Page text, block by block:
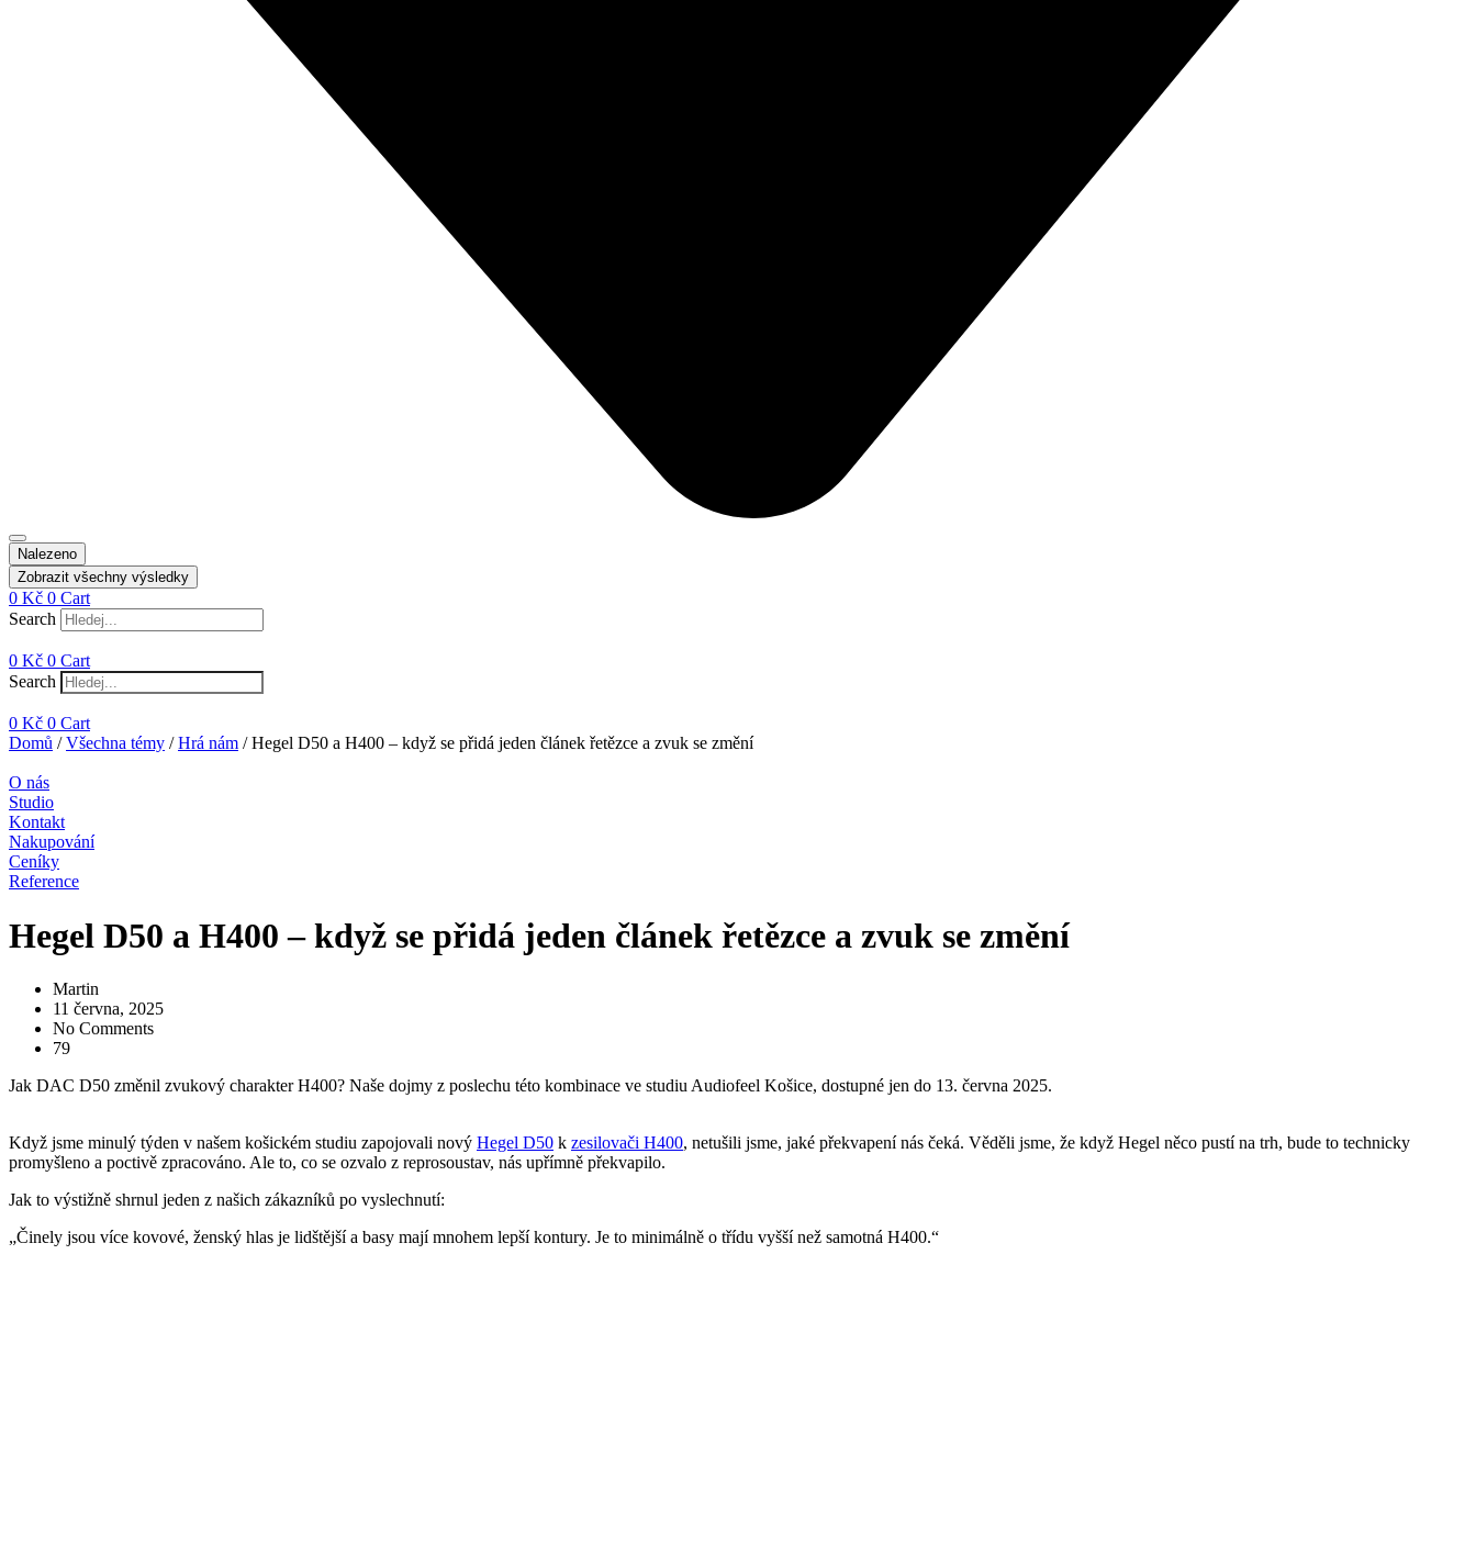
Nalezeno
Zobrazit všechny výsledky
0 Kč 0 Cart
Search
0 Kč 0 Cart
Search
0 Kč 0 Cart
Domů /Všechna témy /Hrá nám / Hegel D50 a H400 – když se přidá jeden článek řetězce a zvuk se změní
O nás
Studio
Kontakt
Nakupování
Ceníky
Reference
Hegel D50 a H400 – když se přidá jeden článek řetězce a zvuk se změní
Martin
11 června, 2025
No Comments
79
Jak DAC D50 změnil zvukový charakter H400? Naše dojmy z poslechu této kombinace ve studiu Audiofeel Košice, dostupné jen do 13. června 2025.
Když jsme minulý týden v našem košickém studiu zapojovali nový Hegel D50 k zesilovači H400, netušili jsme, jaké překvapení nás čeká. Věděli jsme, že když Hegel něco pustí na trh, bude to technicky
promyšleno a poctivě zpracováno. Ale to, co se ozvalo z reprosoustav, nás upřímně překvapilo.
Jak to výstižně shrnul jeden z našich zákazníků po vyslechnutí:
„Činely jsou více kovové, ženský hlas je lidštější a basy mají mnohem lepší kontury. Je to minimálně o třídu vyšší než samotná H400.“